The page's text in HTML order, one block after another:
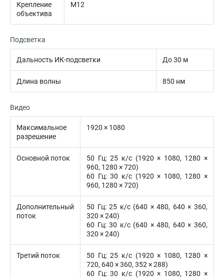
Крепление
объектива
M12
Подсветка
Дальность ИК-подсветки До 30 м
Длина волны 850 нм
Видео
Максимальное
разрешение
1920 × 1080
Основной поток
50 Гц: 25 к/с (1920 × 1080, 1280 ×
960, 1280 × 720)
60 Гц: 30 к/с (1920 × 1080, 1280 ×
960, 1280 × 720)
Дополнительный
поток
50 Гц: 25 к/с (640 × 480, 640 × 360,
320 × 240)
60 Гц: 30 к/с (640 × 480, 640 × 360,
320 × 240)
Третий поток
50 Гц: 25 к/с (1920 × 1080, 1280 ×
720, 640 × 360, 352 × 288)
60 Гц: 30 к/с (1920 × 1080, 1280 ×